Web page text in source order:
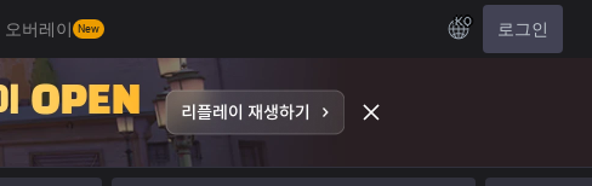
버레이 New KO 로그인